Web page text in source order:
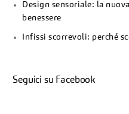
Design sensoriale: la
benessere
Infissi scorrevoli: perché
Seguici su Facebook